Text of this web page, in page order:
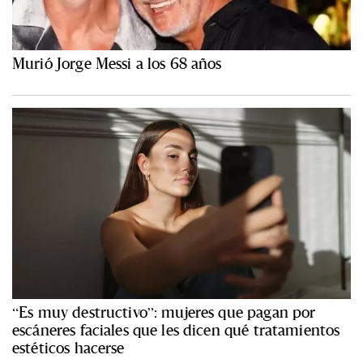
Murió Jorge Messi a los 68 años
“Es muy destructivo”: mujeres que pagan por
escáneres faciales que les dicen qué tratamientos
estéticos hacerse